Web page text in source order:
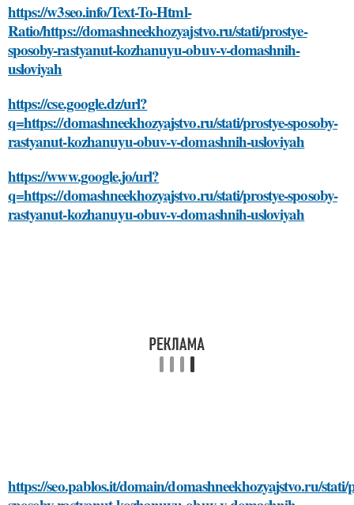
https://w3seo.info/Text-To-Html-
Ratio/https://domashneekhozyajstvo.ru/stati/prostye-
sposoby-rastyanut-kozhanuyu-obuv-v-domashnih-
usloviyah
https://cse.google.dz/url?
q=https://domashneekhozyajstvo.ru/stati/prostye-sposoby-
rastyanut-kozhanuyu-obuv-v-domashnih-usloviyah
https://www.google.jo/url?
q=https://domashneekhozyajstvo.ru/stati/prostye-sposoby-
rastyanut-kozhanuyu-obuv-v-domashnih-usloviyah
https://seo.pablos.it/domain/domashneekhozyajstvo.ru/stati/